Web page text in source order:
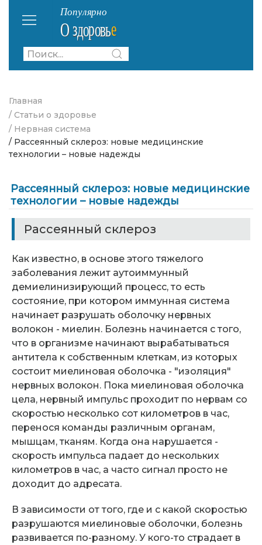
Главная
/ Статьи о здоровье
/ Нервная система
/ Рассеянный склероз: новые медицинские
технологии – новые надежды
Рассеянный склероз: новые медицинские
технологии – новые надежды
Рассеянный склероз
Как известно, в основе этого тяжелого
заболевания лежит аутоиммунный
демиелинизирующий процесс, то есть
состояние, при котором иммунная система
начинает разрушать оболочку нервных
волокон - миелин. Болезнь начинается с того,
что в организме начинают вырабатываться
антитела к собственным клеткам, из которых
состоит миелиновая оболочка - "изоляция"
нервных волокон. Пока миелиновая оболочка
цела, нервный импульс проходит по нервам со
скоростью несколько сот километров в час,
перенося команды различным органам,
мышцам, тканям. Когда она нарушается -
скорость импульса падает до нескольких
километров в час, а часто сигнал просто не
доходит до адресата.
В зависимости от того, где и с какой скоростью
разрушаются миелиновые оболочки, болезнь
развивается по-разному. У кого-то страдает в